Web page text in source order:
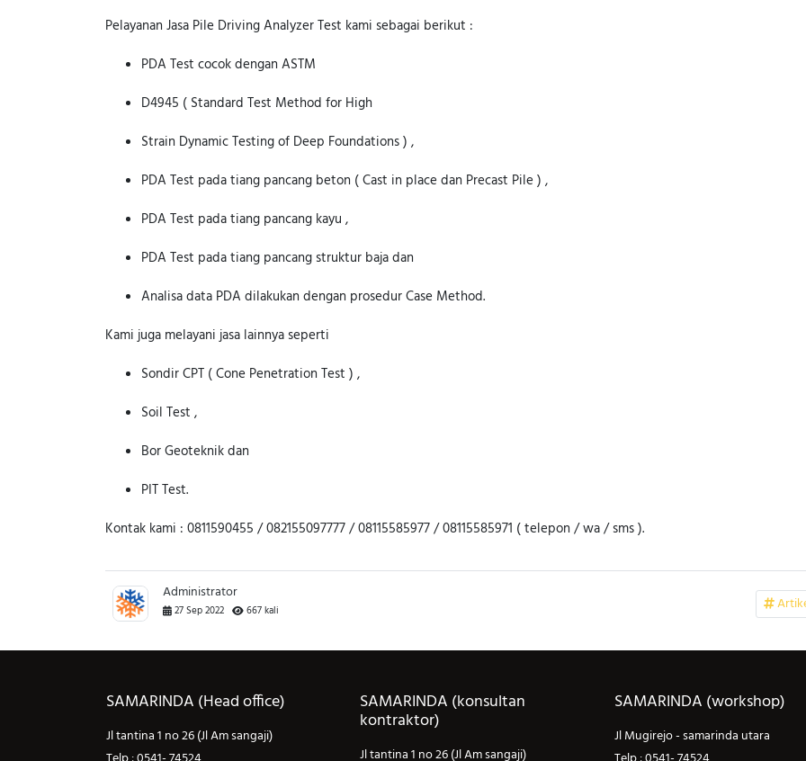
Pelayanan Jasa Pile Driving Analyzer Test kami sebagai berikut :
PDA Test cocok dengan ASTM
D4945 ( Standard Test Method for High
Strain Dynamic Testing of Deep Foundations ) ,
PDA Test pada tiang pancang beton ( Cast in place dan Precast Pile ) ,
PDA Test pada tiang pancang kayu ,
PDA Test pada tiang pancang struktur baja dan
Analisa data PDA dilakukan dengan prosedur Case Method.
Kami juga melayani jasa lainnya seperti
Sondir CPT ( Cone Penetration Test ) ,
Soil Test ,
Bor Geoteknik dan
PIT Test.
Kontak kami : 0811590455 / 082155097777 / 08115585977 / 08115585971 ( telepon / wa / sms ).
Administrator
27 Sep 2022 667 kali
SAMARINDA (konsultan
Jl tantina 1 no 26 (Jl Am sangaji)
SAMARINDA (workshop) MAKASSAR OFFICE
JL Berua raya, perumahan Delta
Daya